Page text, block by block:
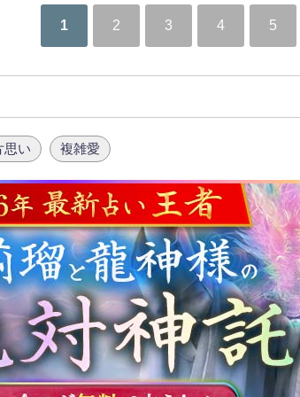
1 2 3 4 5
思い 複雑愛